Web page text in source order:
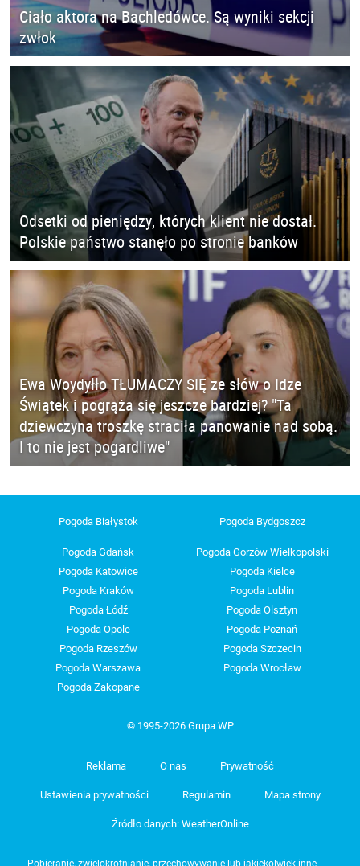
Ciało aktora na Bachledówce. Są wyniki sekcji
zwłok
Odsetki od pieniędzy, których klient nie dostał.
Polskie państwo stanęło po stronie banków
Ewa Woydyłło TŁUMACZY SIĘ ze słów o Idze
Świątek i pogrąża się jeszcze bardziej? "Ta
dziewczyna troszkę straciła panowanie nad sobą.
I to nie jest pogardliwe"
Pogoda Białystok Pogoda Bydgoszcz
Pogoda Gdańsk
Pogoda Gorzów Wielkopolski
Pogoda Katowice
Pogoda Kielce
Pogoda Kraków
Pogoda Lublin
Pogoda Łódź
Pogoda Olsztyn
Pogoda Opole
Pogoda Poznań
Pogoda Rzeszów
Pogoda Szczecin
Pogoda Warszawa
Pogoda Wrocław
Pogoda Zakopane
© 1995-2026 Grupa WP
Reklama O nas Prywatność
Ustawienia prywatności Regulamin Mapa strony
Źródło danych: WeatherOnline
Pobieranie, zwielokrotnianie, przechowywanie lub jakiekolwiek inne